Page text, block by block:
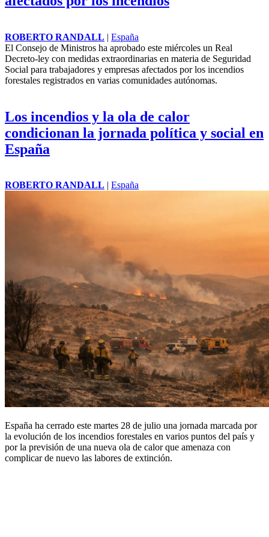
ROBERTO RANDALL | España
El Consejo de Ministros ha aprobado este miércoles un Real
Decreto-ley con medidas extraordinarias en materia de Seguridad
Social para trabajadores y empresas afectados por los incendios
forestales registrados en varias comunidades autónomas.
Los incendios y la ola de calor
condicionan la jornada política y social en
España
ROBERTO RANDALL España
España ha cerrado este martes 28 de julio una jornada marcada por
la evolución de los incendios forestales en varios puntos del país y
por la previsión de una nueva ola de calor que amenaza con
complicar de nuevo las labores de extinción.